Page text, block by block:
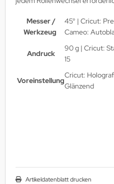
Messer /
Werkzeug
45° | Cricut:
Cameo:
Andruck
90 g | Cricut:
15
Voreinstellung
Cricut:
Glänzend
Artikeldatenblatt drucken